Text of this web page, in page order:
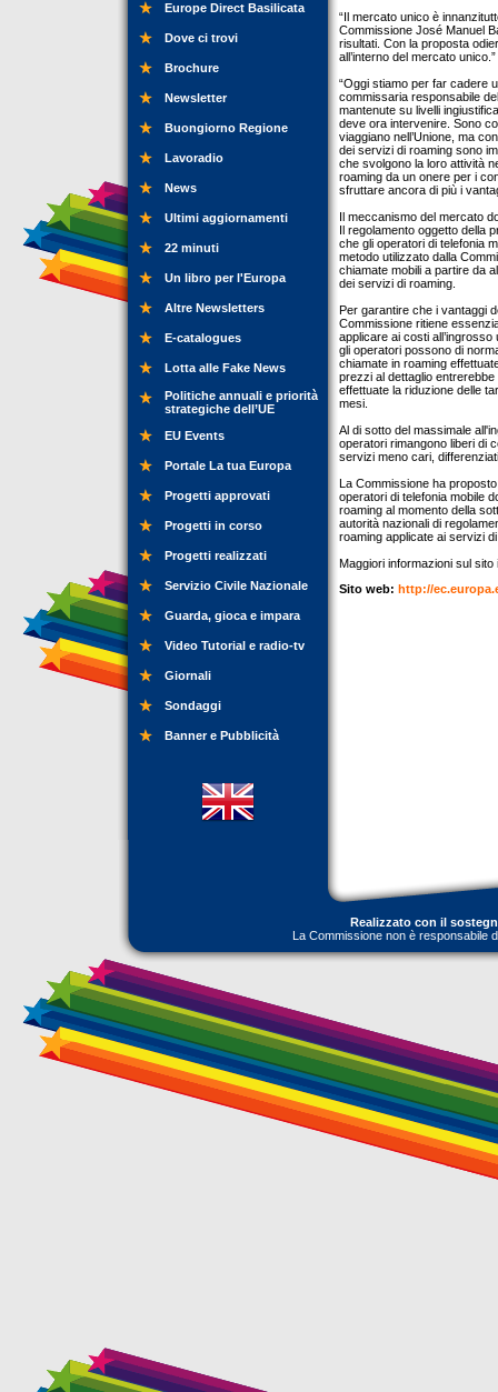
Europe Direct Basilicata
Dove ci trovi
Brochure
Newsletter
Buongiorno Regione
Lavoradio
News
Ultimi aggiornamenti
22 minuti
Un libro per l'Europa
Altre Newsletters
E-catalogues
Lotta alle Fake News
Politiche annuali e priorità
strategiche dell’UE
EU Events
Portale La tua Europa
Progetti approvati
Progetti in corso
Progetti realizzati
Servizio Civile Nazionale
Guarda, gioca e impara
Video Tutorial e radio-tv
Giornali
Sondaggi
Banner e Pubblicità
“Il mercato unico è
Commissione José Manuel
risultati. Con la proposta
all’interno del mercato unico.”
“Oggi stiamo per far cadere
commissaria responsabile
mantenute su livelli
deve ora intervenire. Sono
viaggiano nell’Unione, ma
dei servizi di roaming sono
che svolgono la loro attività
roaming da un onere per i
sfruttare ancora di più i
Il meccanismo del mercato
Il regolamento oggetto della
che gli operatori di telefonia
metodo utilizzato dalla
chiamate mobili a partire da
dei servizi di roaming.
Per garantire che i vantaggi
Commissione ritiene
applicare ai costi
gli operatori possono di
chiamate in roaming
prezzi al dettaglio
effettuate la riduzione delle
mesi.
Al di sotto del massimale
operatori rimangono liberi di
servizi meno cari,
La Commissione ha
operatori di telefonia mobile
roaming al momento della
autorità nazionali di
roaming applicate ai servizi
Maggiori informazioni sul sito
Sito web: http://
Realizzato con il
La Commissione non è responsabile